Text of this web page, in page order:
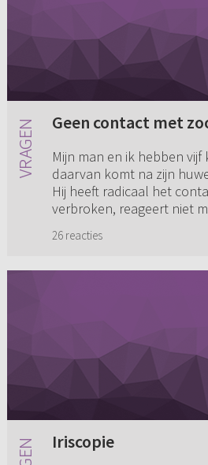
Geen contact met
Mijn man en ik hebben vijf
daarvan komt na zijn
Hij heeft radicaal het
verbroken, reageert niet
26 reacties
Iriscopie